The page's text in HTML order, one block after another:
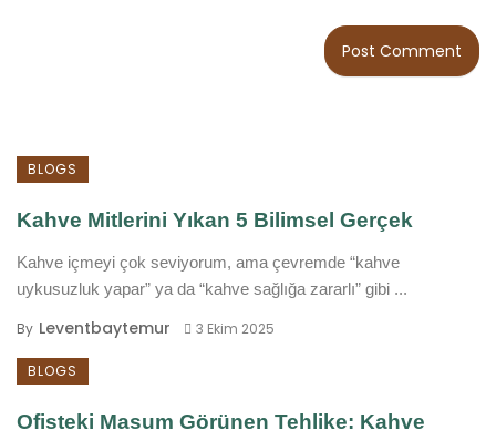
BLOGS
Kahve Mitlerini Yıkan 5 Bilimsel Gerçek
Kahve içmeyi çok seviyorum, ama çevremde “kahve
uykusuzluk yapar” ya da “kahve sağlığa zararlı” gibi ...
By Leventbaytemur 3 Ekim 2025
BLOGS
Ofisteki Masum Görünen Tehlike: Kahve